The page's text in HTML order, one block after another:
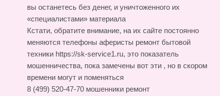
вы останетесь без денег, и уничтоженного их
«специалистами» материала
Кстати, обратите внимание, на их сайте постоянно
меняются телефоны аферисты ремонт бытовой
техники https://sk-service1.ru, это показатель
мошенничества, пока замечены вот эти , но в скором
времени могут и поменяться
8 (499) 520-47-70 мошенники ремонт